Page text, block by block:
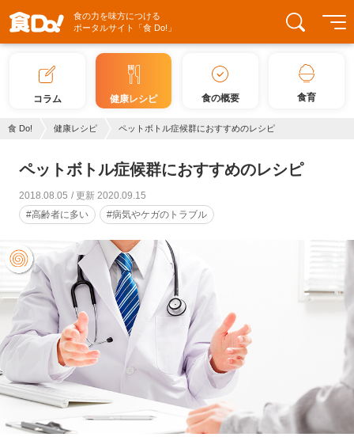
食の力を味方につける
ポータルサイト「食 Do!」
コラム 健康レシピ 食の概要 食育
食 Do! 健康レシピ ペットボトル症候群におすすめのレシピ
ペットボトル症候群におすすめのレシピ
2018.08.05
更新 2020.09.15
#高齢者に多い
#病気やケガのトラブル